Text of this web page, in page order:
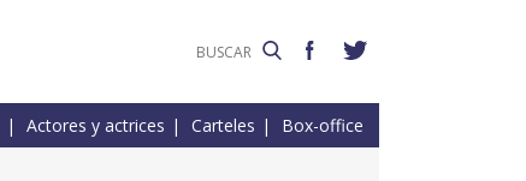
Actores y actrices Carteles Box-office